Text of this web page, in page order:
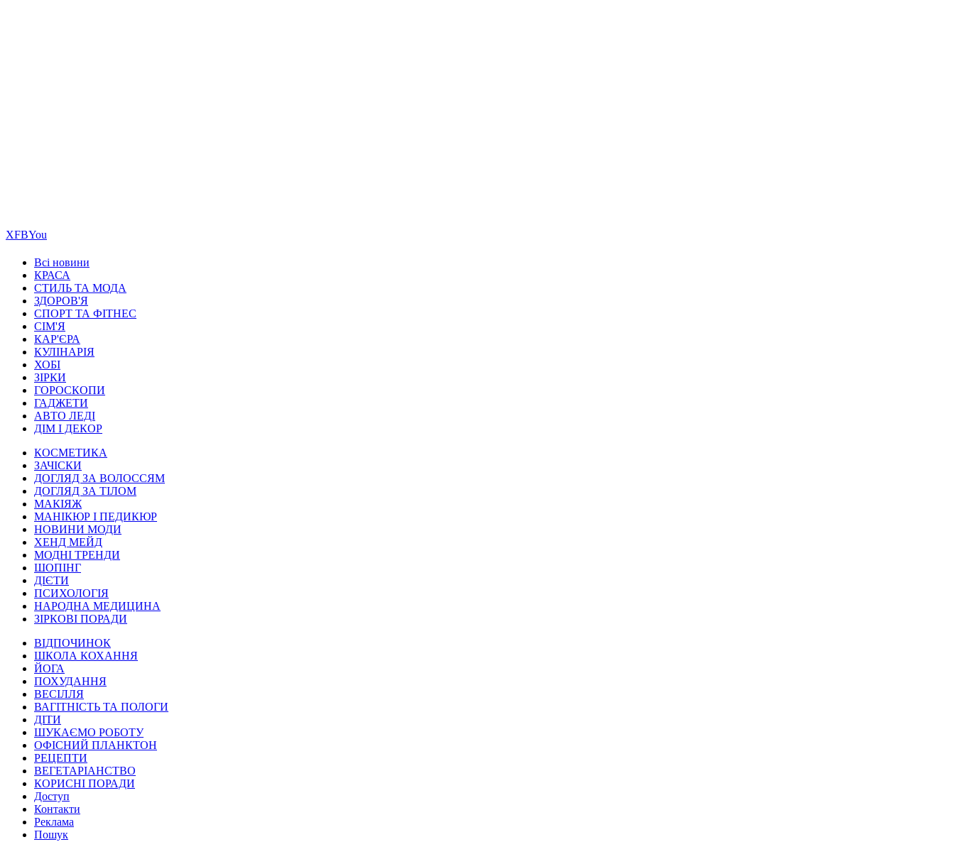
ХFBYou
Всі новини
КРАСА
СТИЛЬ ТА МОДА
ЗДОРОВ'Я
СПОРТ ТА ФІТНЕС
СІМ'Я
КАР'ЄРА
КУЛІНАРІЯ
ХОБІ
ЗІРКИ
ГОРОСКОПИ
ГАДЖЕТИ
АВТО ЛЕДІ
ДІМ І ДЕКОР
КОСМЕТИКА
ЗАЧІСКИ
ДОГЛЯД ЗА ВОЛОССЯМ
ДОГЛЯД ЗА ТІЛОМ
МАКІЯЖ
МАНІКЮР І ПЕДИКЮР
НОВИНИ МОДИ
ХЕНД МЕЙД
МОДНІ ТРЕНДИ
ШОПІНГ
ДІЄТИ
ПСИХОЛОГІЯ
НАРОДНА МЕДИЦИНА
ЗІРКОВІ ПОРАДИ
ВІДПОЧИНОК
ШКОЛА КОХАННЯ
ЙОГА
ПОХУДАННЯ
ВЕСІЛЛЯ
ВАГІТНІСТЬ ТА ПОЛОГИ
ДІТИ
ШУКАЄМО РОБОТУ
ОФІСНИЙ ПЛАНКТОН
РЕЦЕПТИ
ВЕГЕТАРІАНСТВО
КОРИСНІ ПОРАДИ
Доступ
Контакти
Реклама
Пошук